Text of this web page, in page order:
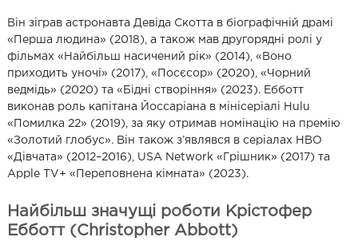
Він зіграв астронавта Девіда Скотта в біографічній драмі
«Перша людина» (2018), а також мав другорядні ролі у
фільмах «Найбільш насичений рік» (2014), «Воно
приходить уночі» (2017), «Посєсор» (2020), «Чорний
ведмідь» (2020) та «Бідні створіння» (2023). Ебботт
виконав роль капітана Йоссаріана в мінісеріалі Hulu
«Помилка 22» (2019), за яку отримав номінацію на премію
«Золотий глобус». Він також з’являвся в серіалах HBO
«Дівчата» (2012–2016), USA Network «Грішник» (2017) та
Apple TV+ «Переповнена кімната» (2023).
Найбільш значущі роботи Крістофер
Ебботт (Christopher Abbott)